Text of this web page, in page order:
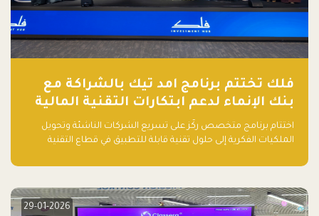
فلك تختتم برنامج امد تيك بالشراكة مع
بنك الإنماء لدعم ابتكارات التقنية المالية
اختتام برنامج متخصص ركّز على تسريع الشركات الناشئة وتحويل
الملكيات الفكرية إلى حلول تقنية قابلة للتطبيق في قطاع التقنية
29-01-2026